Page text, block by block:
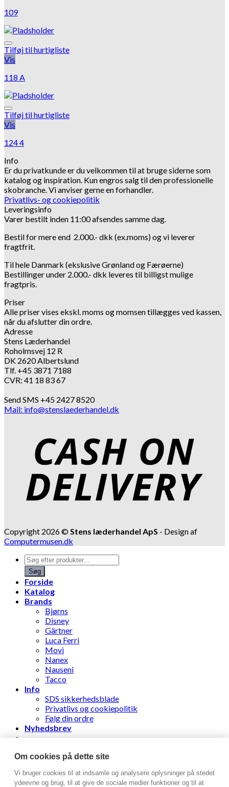
109
Tilføj til hurtigliste
Vis
118 A
Tilføj til hurtigliste
Vis
124 4
Info
Er du privatkunde er du velkommen til at bruge siderne som
katalog og inspiration. Kun engros salg til den professionelle
skobranche.Vi anviser gerne en forhandler.
Privatlivs- og cookiepolitik
Leveringsinfo
Varer bestilt inden 11:00 afsendes samme dag.
Bestil for mere end 2.000.- dkk (ex.moms) og vi leverer
fragtfrit.
Til hele Danmark (ekslusive Grønland og Færøerne)
Bestillinger under 2.000.- dkk leveres til billigst mulige
fragtpris.
Priser
Alle priser vises ekskl. moms og momsen tillægges ved kassen,
når du afslutter din ordre.
Adresse
Stens Læderhandel
Roholmsvej 12 R
DK 2620 Albertslund
Tlf. +45 3871 7188
CVR: 41 18 83 67
Send SMS +45 2427 8520
Mail: info@stenslaederhandel.dk
Copyright 2026 © Stens læderhandel ApS - Design af
Computermusen.dk
Products
search
Søg
Forside
Katalog
Brands
Bjørns
Disney
Gärtner
Luca Ferri
Movi
Nanex
Nauseni
Tacco
Info
SDS sikkerhedsblade
Privatlivs og cookiepolitik
Følg din ordre
Nyhedsbrev
Log ind
Om cookies på dette site
Vi bruger cookies til at indsamle og analysere oplysninger på stedet
ydeevne og brug, til at give de sociale medier funktioner og til at